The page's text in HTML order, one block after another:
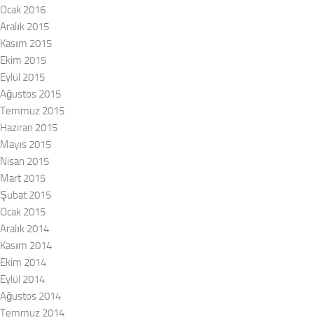
Ocak 2016
Aralık 2015
Kasım 2015
Ekim 2015
Eylül 2015
Ağustos 2015
Temmuz 2015
Haziran 2015
Mayıs 2015
Nisan 2015
Mart 2015
Şubat 2015
Ocak 2015
Aralık 2014
Kasım 2014
Ekim 2014
Eylül 2014
Ağustos 2014
Temmuz 2014